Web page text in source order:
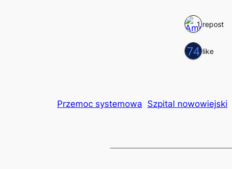
1 repost
1 like
Przemoc systemowa Szpital nowowiejski